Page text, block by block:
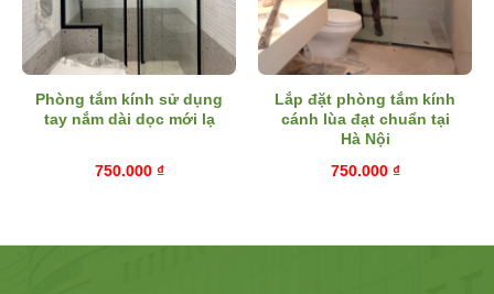
Phòng tắm kính sử dụng
tay nắm dài dọc mới lạ
750.000 ₫
Lắp đặt phòng tắm kính
cánh lùa đạt chuẩn tại
Hà Nội
750.000 ₫